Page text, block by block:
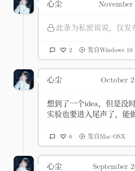
心尘
此条为私密说说，仅发
2 发自Windows 10
心尘 October
想到了一个idea，但是没
实验也要进入尾声了，能
0 发自Mac OSX
心尘 September